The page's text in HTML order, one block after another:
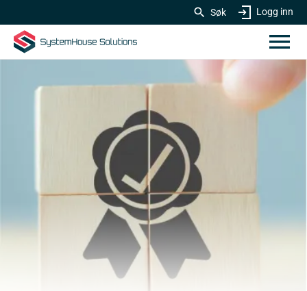
Søk Logg inn